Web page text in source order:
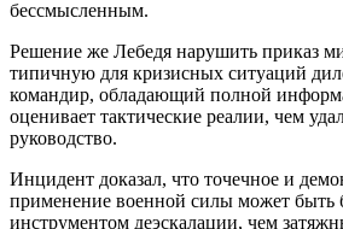
бессмысленным.
Решение же Лебедя нарушить приказ
типичную для кризисных ситуаций
командир, обладающий полной
оценивает тактические реалии, чем
руководство.
Инцидент доказал, что точечное и
применение военной силы может быть
инструментом деэскалации, чем